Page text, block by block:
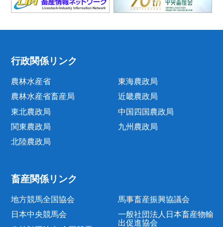
行政関係リンク
農林水産省
農林水産省畜産局
東北農政局
関東農政局
北陸農政局
東海農政局
近畿農政局
中国四国農政局
九州農政局
畜産関係リンク
地方競馬全国協会
日本中央競馬会
馬事畜産振興協議会
一般社団法人日本畜産物輸
出促進協会